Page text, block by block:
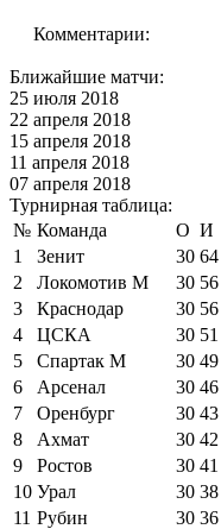
Комментарии:
Ближайшие матчи:
25 июля 2018
22 апреля 2018
15 апреля 2018
11 апреля 2018
07 апреля 2018
Турнирная таблица:
№ Команда О И
1
Зенит 30 64
2
Локомотив М 30 56
3
Краснодар 30 56
4
ЦСКА 30 51
5
Спартак М 30 49
6
Арсенал 30 46
7
Оренбург 30 43
8
Ахмат 30 42
9
Ростов 30 41
10 Урал 30 38
11 Рубин 30 36